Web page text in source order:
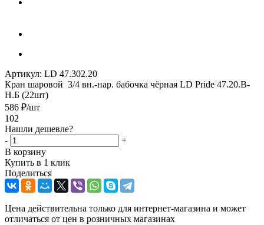
Артикул: LD 47.302.20
Кран шаровой 3/4 вн.-нар. бабочка чёрная LD Pride 47.20.В-
Н.Б (22шт)
586 ₽/шт
102
Нашли дешевле?
-
+
В корзину
Купить в 1 клик
Поделиться
Цена действительна только для интернет-магазина и может
отличаться от цен в розничных магазинах